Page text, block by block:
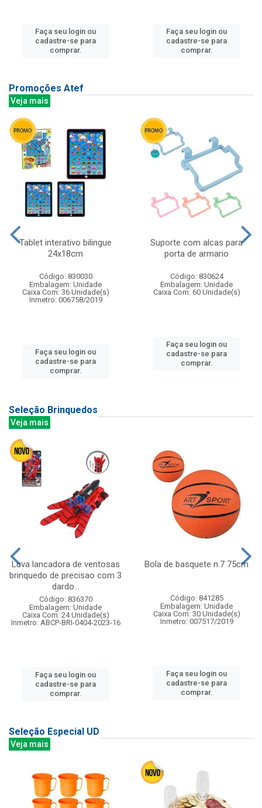
Faça seu login ou
cadastre-se para
comprar.
Faça seu login ou
cadastre-se para
comprar.
Promoções Atef
Veja mais
Tablet interativo bilingue
24x18cm
Código: 830030
Embalagem: Unidade
Caixa Com: 36 Unidade(s)
Inmetro: 006758/2019
Faça seu login ou
cadastre-se para
comprar.
Suporte com alcas para
porta de armario
Código: 830624
Embalagem: Unidade
Caixa Com: 60 Unidade(s)
Faça seu login ou
cadastre-se para
comprar.
Seleção Brinquedos
Veja mais
Luva lancadora de ventosas
brinquedo de precisao com 3
dardo...
Código: 836370
Embalagem: Unidade
Caixa Com: 24 Unidade(s)
Inmetro: ABCP-BRI-0404-2023-16
Faça seu login ou
cadastre-se para
comprar.
Bola de basquete n.7 75cm
Código: 841285
Embalagem: Unidade
Caixa Com: 30 Unidade(s)
Inmetro: 007517/2019
Faça seu login ou
cadastre-se para
comprar.
Seleção Especial UD
Veja mais